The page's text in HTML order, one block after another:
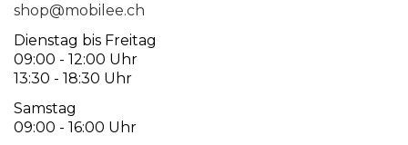
shop@mobilee.ch
Dienstag bis Freitag
09:00 - 12:00 Uhr
13:30 - 18:30 Uhr
Samstag
09:00 - 16:00 Uhr